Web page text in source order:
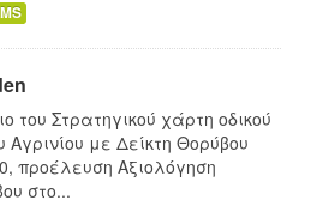
Στρατηγικού χάρτη οδικού
με Δείκτη Θορύβου
προέλευση Αξιολόγηση
στο...